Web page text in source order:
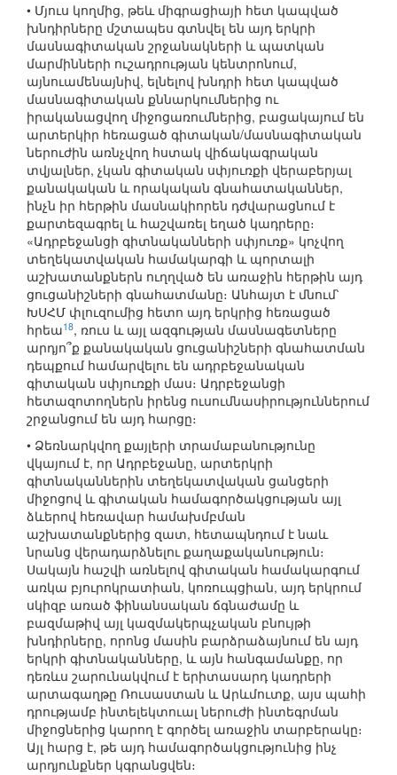
• Մյուս կողմից, թեև միգրացիայի հետ կապված
խնդիրները մշտապես գտնվել են այդ երկրի
մասնագիտական շրջանակների և պատկան
մարմինների ուշադրության կենտրոնում,
այնուամենայնիվ, ելնելով խնդրի հետ կապված
մասնագիտական քննարկումներից ու
իրականացվող միջոցառումներից, բացակայում են
արտերկիր հեռացած գիտական/մասնագիտական
ներուժին առնչվող հստակ վիճակագրական
տվյալներ, չկան գիտական սփյուռքի վերաբերյալ
քանակական և որակական գնահատականներ,
ինչն իր հերթին մասնակիորեն դժվարացնում է
քարտեզագրել և հաշվառել եղած կադրերը։
«Ադրբեջանցի գիտնականների սփյուռք» կոչվող
տեղեկատվական համակարգի և պորտալի
աշխատանքներն ուղղված են առաջին հերթին այդ
ցուցանիշների գնահատմանը։ Անհայտ է մնում՝
ԽՍՀՄ փլուզումից հետո այդ երկրից հեռացած
հրեա18, ռուս և այլ ազգության մասնագետները
արդյո՞ք քանակական ցուցանիշների գնահատման
դեպքում համարվելու են ադրբեջանական
գիտական սփյուռքի մաս։ Ադրբեջանցի
հետազոտողներն իրենց ուսումնասիրություններում
շրջանցում են այդ հարցը։
• Ձեռնարկվող քայլերի տրամաբանությունը
վկայում է, որ Ադրբեջանը, արտերկրի
գիտնականներին տեղեկատվական ցանցերի
միջոցով և գիտական համագործակցության այլ
ձևերով հեռավար համախմբման
աշխատանքներից զատ, հետապնդում է նաև
նրանց վերադարձնելու քաղաքականություն։
Սակայն հաշվի առնելով գիտական համակարգում
առկա բյուրոկրատիան, կոռուպցիան, այդ երկրում
սկիզբ առած ֆինանսական ճգնաժամը և
բազմաթիվ այլ կազմակերպչական բնույթի
խնդիրները, որոնց մասին բարձրաձայնում են այդ
երկրի գիտնականները, և այն հանգամանքը, որ
դեռևս շարունակվում է երիտասարդ կադրերի
արտագաղթը Ռուսաստան և Արևմուտք, այս պահի
դրությամբ ինտելեկտուալ ներուժի ինտեգրման
միջոցներից կարող է գործել առաջին տարբերակը։
Այլ հարց է, թե այդ համագործակցությունից ինչ
արդյունքներ կգրանցվեն։